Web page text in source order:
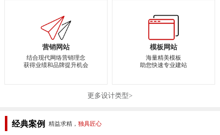
营销网站
结合现代网络营销理念
获得业绩和品牌提升机会
模板网站
海量精美模板
助您快速专业建站
更多设计类型>
经典案例 精益求精， 独具匠心